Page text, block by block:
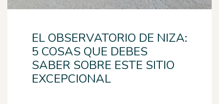
EL OBSERVATORIO DE NIZA:
5 COSAS QUE DEBES
SABER SOBRE ESTE SITIO
EXCEPCIONAL